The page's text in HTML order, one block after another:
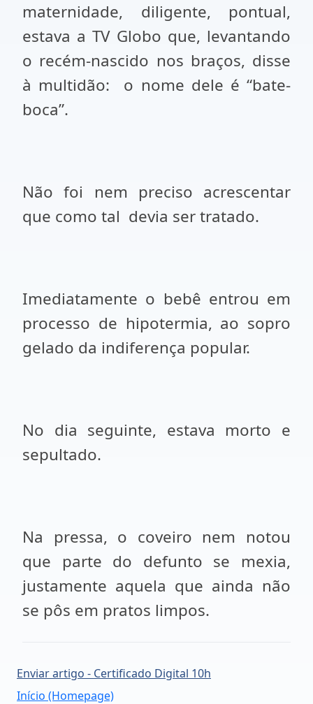
maternidade, diligente, pontual,
estava a TV Globo que, levantando
o recém-nascido nos braços, disse
à multidão:
o nome dele é “bate-
boca”.
Não foi nem preciso acrescentar
que como tal devia ser tratado.
Imediatamente o bebê entrou em
processo de hipotermia, ao sopro
gelado da indiferença popular.
No dia seguinte, estava morto e
sepultado.
Na pressa, o coveiro nem notou
que parte do defunto se mexia,
justamente aquela que ainda não
se pôs em pratos limpos.
Enviar artigo - Certificado Digital 10h
Início (Homepage)